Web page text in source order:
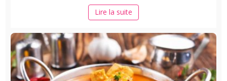
Lire la suite